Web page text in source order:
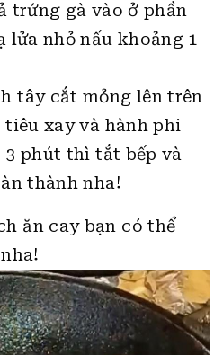
trứng gà vào ở phần
lửa nhỏ nấu khoảng 1
tây cắt mỏng lên trên
xay và hành phi
3 phút thì tắt bếp và
thành nha!
ăn cay bạn có thể